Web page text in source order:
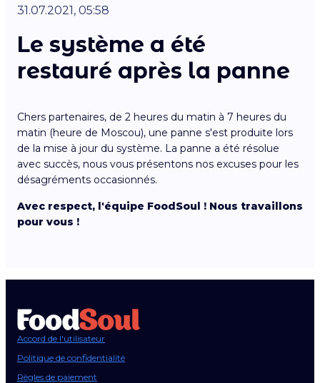
31.07.2021, 05:58
Le système a été
restauré après la panne
Chers partenaires, de 2 heures du matin à 7 heures du
matin (heure de Moscou), une panne s'est produite lors
de la mise à jour du système. La panne a été résolue
avec succès, nous vous présentons nos excuses pour les
désagréments occasionnés.
Avec respect, l'équipe FoodSoul ! Nous travaillons
pour vous !
Accord de l'utilisateur
Politique de confidentialité
Règles de paiement